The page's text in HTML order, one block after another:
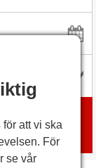
för att vi ska
För
se vår